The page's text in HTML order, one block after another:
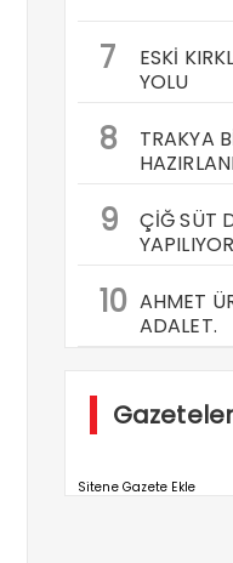
7
ESKİ
YOLU
8
TRAKYA
9
ÇİĞ SÜT
YAPILIYOR
10 AHMET
ADALET.
Sitene Gazete Ekle